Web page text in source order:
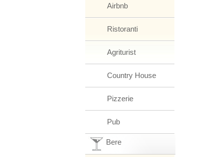
Airbnb
Ristoranti
Agriturist
Country House
Pizzerie
Pub
Bere